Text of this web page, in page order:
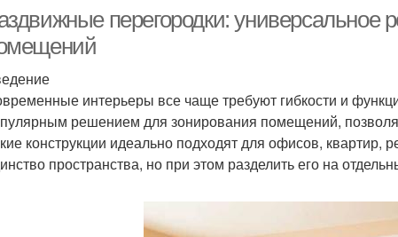
перегородки: универсальное
интерьеры все чаще требуют гибкости и
решением для зонирования помещений,
конструкции идеально подходят для офисов, квартир,
пространства, но при этом разделить его на